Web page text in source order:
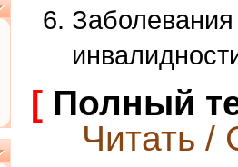
[ Полный
Читать /